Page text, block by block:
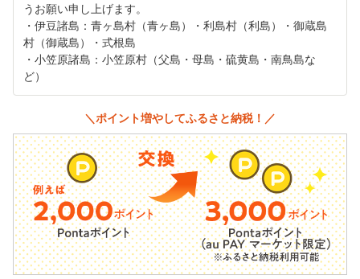
うお願い申し上げます。
・伊豆諸島：青ヶ島村（青ヶ島）・利島村（利島）・御蔵島
村（御蔵島）・式根島
・小笠原諸島：小笠原村（父島・母島・硫黄島・南鳥島な
ど）
＼ポイント増やしてふるさと納税！／